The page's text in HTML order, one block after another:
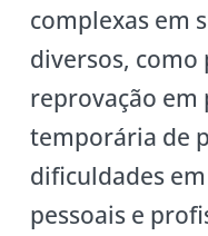
complexas em
diversos,
reprovação em
temporária de
dificuldades
pessoais e